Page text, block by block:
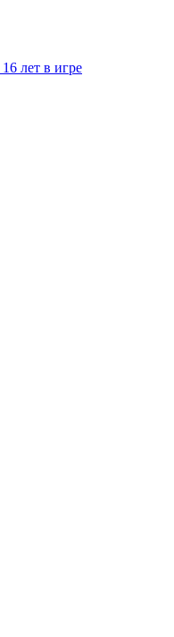
16 лет в игре